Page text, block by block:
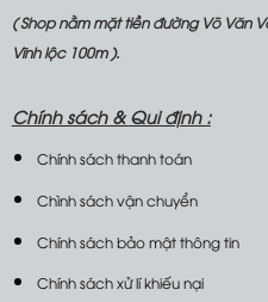
( Shop nằm mặt tiền đường Võ Văn
Vĩnh lộc 100m ).
Chính sách &Qui định :
Chính sách thanh toán
Chình sách vận chuyển
Chính sách bảo mật thông tin
Chính sách xử lí khiếu nại